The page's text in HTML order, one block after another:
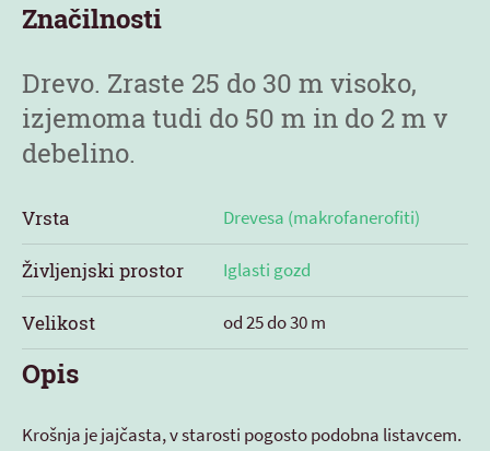
Značilnosti
Drevo. Zraste 25 do 30 m visoko,
izjemoma tudi do 50 m in do 2 m v
debelino.
Vrsta Drevesa (makrofanerofiti)
Življenjski prostor Iglasti gozd
Velikost od 25 do 30 m
Opis
Krošnja je jajčasta, v starosti pogosto podobna listavcem.